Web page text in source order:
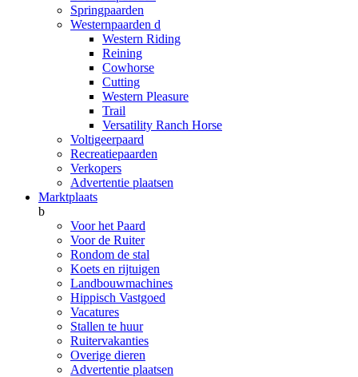
Springpaarden
Westernpaarden d
Western Riding
Reining
Cowhorse
Cutting
Western Pleasure
Trail
Versatility Ranch Horse
Voltigeerpaard
Recreatiepaarden
Verkopers
Advertentie plaatsen
Marktplaats
b
Voor het Paard
Voor de Ruiter
Rondom de stal
Koets en rijtuigen
Landbouwmachines
Hippisch Vastgoed
Vacatures
Stallen te huur
Ruitervakanties
Overige dieren
Advertentie plaatsen